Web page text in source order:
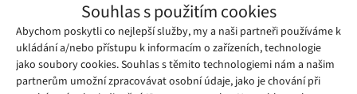
Souhlas s použitím cookies
Abychom poskytli co nejlepší služby, my a naši partneři používáme k
ukládání a/nebo přístupu k informacím o zařízeních, technologie
jako soubory cookies. Souhlas s těmito technologiemi nám a našim
partnerům umožní zpracovávat osobní údaje, jako je chování při
Poslední hardwarovou novinkou je novýiPad Air. Ten se pyšní 10,9
palcovým Liquid Retinadisplejem s úhlopříčkou 10,9 palců a
rozlišením 2360 x 1640. V jeho jádru je čip5nm A14 Bionic, který